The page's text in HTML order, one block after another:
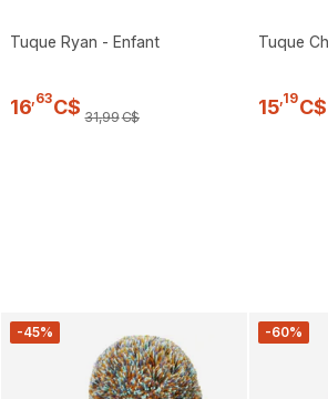
Tuque Ryan - Enfant
16,63C$ 31,99C$
Tuque
15,19C$
-45% -60%